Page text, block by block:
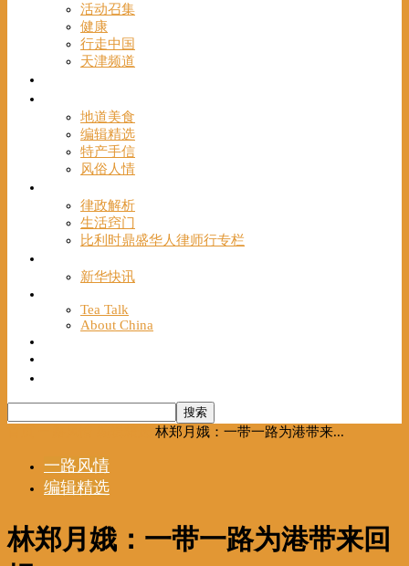
活动召集
健康
行走中国
天津频道
地道美食
编辑精选
特产手信
风俗人情
律政解析
生活窍门
比利时鼎盛华人律师行专栏
新华快讯
Tea Talk
About China
林郑月娥：一带一路为港带来...
一路风情
编辑精选
林郑月娥：一带一路为港带来回